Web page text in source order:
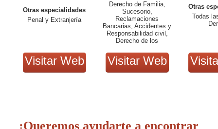
Otras especialidades
Penal y Extranjería
Visitar Web
Derecho de Familia,
Sucesorio,
Reclamaciones
Bancarias, Accidentes y
Responsabilidad civil,
Derecho de los
Visitar Web
Otras
Todas
¡Queremos ayudarte a encontrar